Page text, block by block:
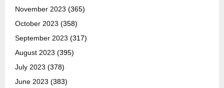
November 2023 (365)
October 2023 (358)
September 2023 (317)
August 2023 (395)
July 2023 (378)
June 2023 (383)